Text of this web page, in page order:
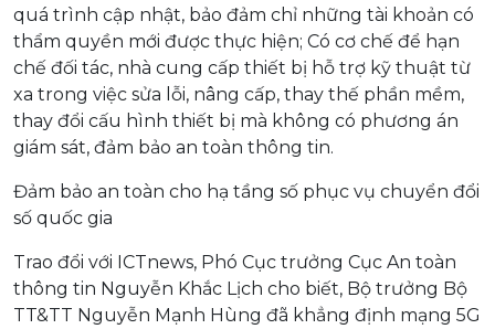
quá trình cập nhật, bảo đảm chỉ những tài khoản có
thẩm quyền mới được thực hiện; Có cơ chế để hạn
chế đối tác, nhà cung cấp thiết bị hỗ trợ kỹ thuật từ
xa trong việc sửa lỗi, nâng cấp, thay thế phần mềm,
thay đổi cấu hình thiết bị mà không có phương án
giám sát, đảm bảo an toàn thông tin.
Đảm bảo an toàn cho hạ tầng số phục vụ chuyển đổi
số quốc gia
Trao đổi với ICTnews, Phó Cục trưởng Cục An toàn
thông tin Nguyễn Khắc Lịch cho biết, Bộ trưởng Bộ
TT&TT Nguyễn Mạnh Hùng đã khẳng định mạng 5G